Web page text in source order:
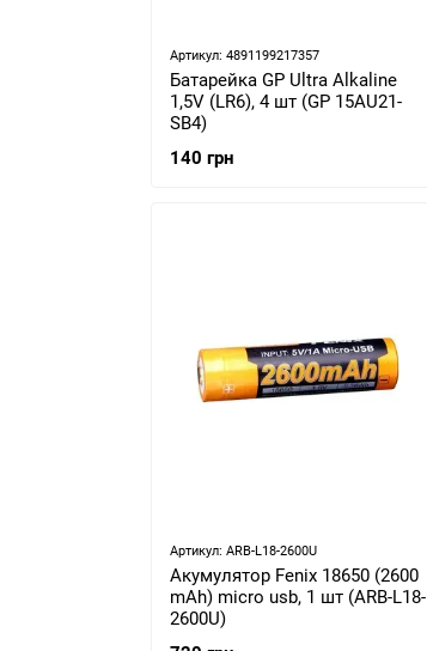
Артикул: 4891199217357
Батарейка GP Ultra Alkaline
1,5V (LR6), 4 шт (GP 15AU21-
SB4)
140 грн
Артикул: ARB-L18-2600U
Акумулятор Fenix 18650 (2600
mAh) micro usb, 1 шт (ARB-L18-
2600U)